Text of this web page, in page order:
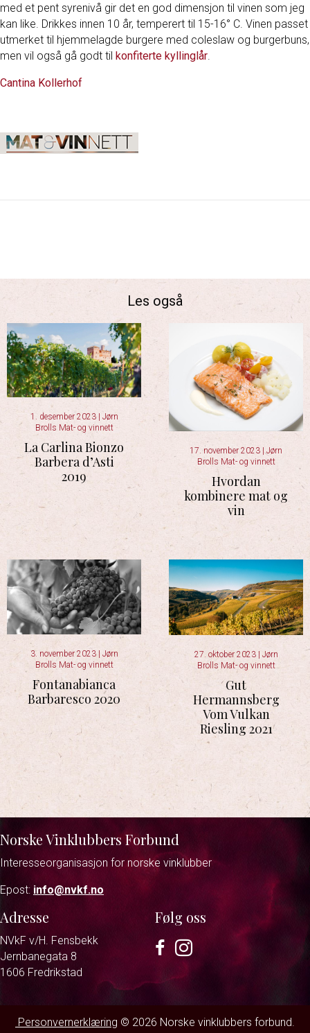
med et pent syrenivå gir det en god dimensjon til vinen som jeg
kan like. Drikkes innen 10 år, temperert til 15-16° C. Vinen passet
utmerket til hjemmelagde burgere med coleslaw og burgerbuns,
men vil også gå godt til konfiterte kyllinglår.
Cantina Kollerhof
Les også
1. desember 2023 | Jørn
Brolls Mat- og vinnett
La Carlina Bionzo
Barbera d’Asti
2019
17. november 2023 |Jørn
Brolls Mat- og vinnett
Hvordan
kombinere mat og
vin
3. november 2023 | Jørn
Brolls Mat- og vinnett
Fontanabianca
Barbaresco 2020
27. oktober 2023
Jørn
Brolls Mat- og vinnett
Gut
Hermannsberg
Vom Vulkan
Riesling 2021
Norske Vinklubbers Forbund
Interesseorganisasjon for norske vinklubber
Epost: info@nvkf.no
Adresse
NVkF v/H. Fensbekk
Jernbanegata 8
1606 Fredrikstad
Følg oss
Facebook
Instagram
Personvernerklæring © 2026 Norske vinklubbers forbund.